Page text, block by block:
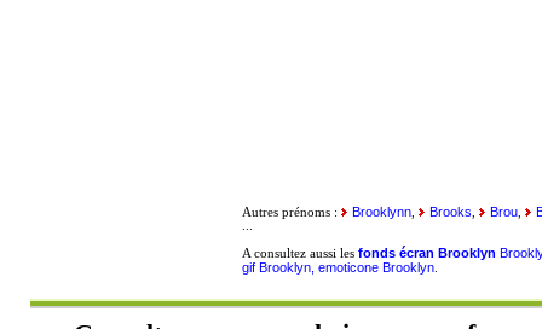
Autres prénoms : Brooklynn, Brooks Brou,
A consultez aussi les fonds écran Brooklyn
gif Brooklyn, emoticone Brooklyn.